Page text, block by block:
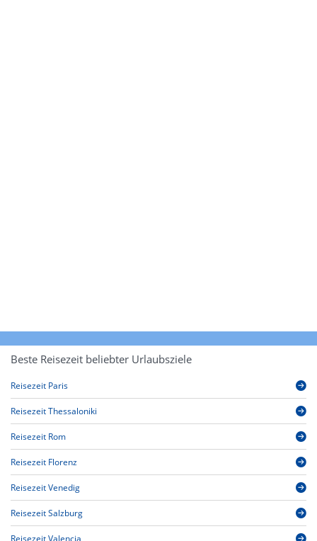
Beste Reisezeit beliebter Urlaubsziele
Reisezeit Paris
Reisezeit Thessaloniki
Reisezeit Rom
Reisezeit Florenz
Reisezeit Venedig
Reisezeit Salzburg